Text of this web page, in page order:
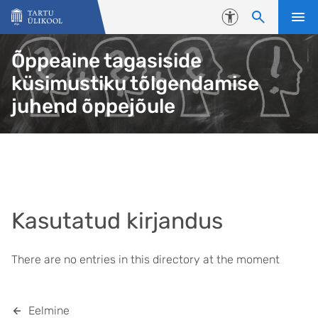
Liigu edasi põhisisu juurde
Juurdepääsetavus
Õppeaine tagasiside
küsimustiku tõlgendamise
juhend õppejõule
Kasutatud kirjandus
There are no entries in this directory at the moment
Eelmine